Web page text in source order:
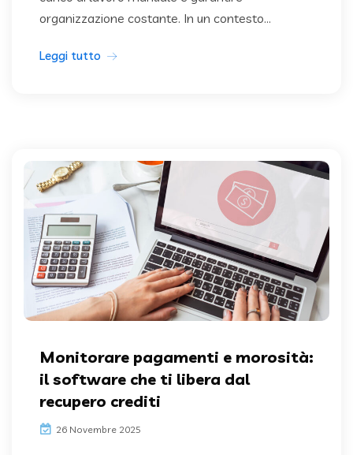
organizzazione costante. In un contesto...
Leggi tutto
Monitorare pagamenti e morosità:
il software che ti libera dal
recupero crediti
26 Novembre 2025